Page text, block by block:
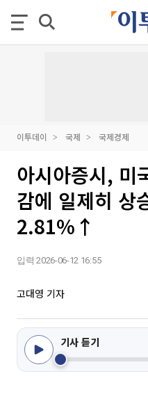
이투데이 국제 국제경제
아시아증시, 미
감에 일제히 상
2.81%↑
입력 2026-06-12 16:55
고대영 기자
기사 듣기